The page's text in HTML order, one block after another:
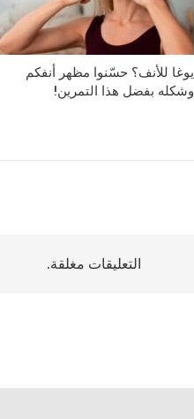
يوغا للأنف؟ حسّنوا مظهر أنفكم
وشكله بفضل هذا التمرين!
التعليقات مغلقة.